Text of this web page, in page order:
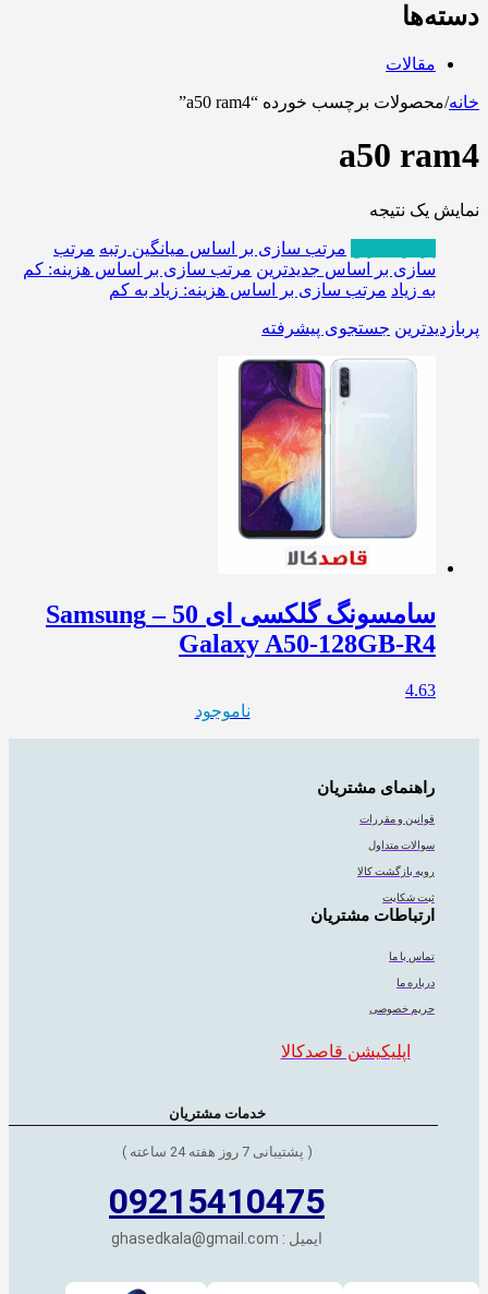
دسته‌ها
مقالات
خانه/محصولات برچسب خورده “a50 ram4”
a50 ram4
نمایش یک نتیجه
مرتب سازی بر اساس میانگین رتبه مرتب
سازی بر اساس جدیدترین مرتب سازی بر اساس هزینه: کم
به زیاد مرتب سازی بر اساس هزینه: زیاد به کم
پربازدیدترین جستجوی پیشرفته
سامسونگ گلکسی ای 50 – Samsung
Galaxy A50-128GB-R4
4.63
ناموجود
راهنمای مشتریان
قوانین و مقررات
سوالات متداول
رویه بازگشت کالا
ثبت شکایت
ارتباطات مشتریان
تماس با ما
درباره ما
حریم خصوصی
اپلیکیشن قاصدکالا
خدمات مشتریان
( پشتیبانی 7 روز هفته 24 ساعته )
09215410475
ایمیل : ghasedkala@gmail.com